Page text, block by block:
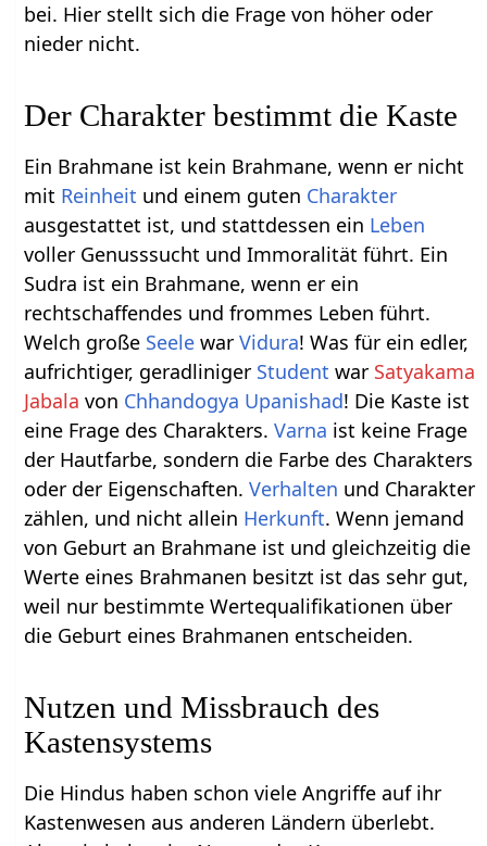
bei. Hier stellt sich die Frage von höher oder
nieder nicht.
Der Charakter bestimmt die Kaste
Ein Brahmane ist kein Brahmane, wenn er nicht
mit Reinheit und einem guten Charakter
ausgestattet ist, und stattdessen ein Leben
voller Genusssucht und Immoralität führt. Ein
Sudra ist ein Brahmane, wenn er ein
rechtschaffendes und frommes Leben führt.
Welch große Seele warVidura! Was für ein edler,
aufrichtiger, geradliniger Student war Satyakama
Jabala von Chhandogya Upanishad! Die Kaste ist
eine Frage des Charakters.Varna ist keine Frage
der Hautfarbe, sondern die Farbe des Charakters
oder der Eigenschaften.Verhalten und Charakter
zählen, und nicht allein Herkunft. Wenn jemand
von Geburt an Brahmane ist und gleichzeitig die
Werte eines Brahmanen besitzt ist das sehr gut,
weil nur bestimmte Wertequalifikationen über
die Geburt eines Brahmanen entscheiden.
Nutzen und Missbrauch des
Kastensystems
Die Hindus haben schon viele Angriffe auf ihr
Kastenwesen aus anderen Ländern überlebt.